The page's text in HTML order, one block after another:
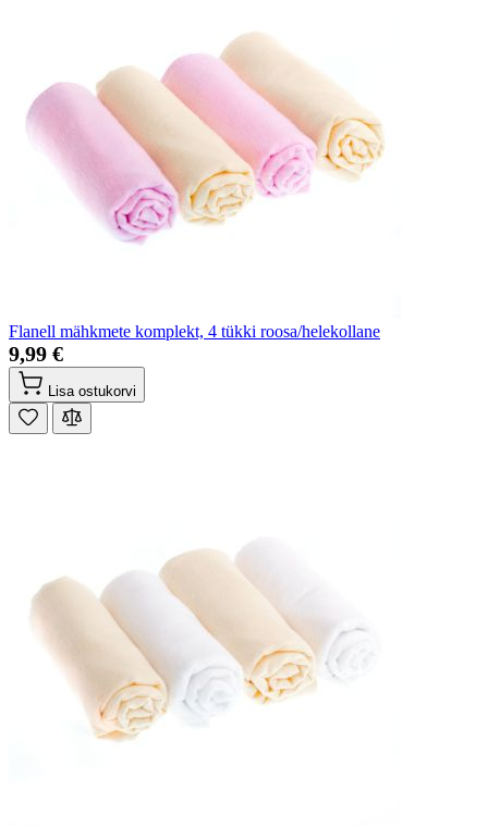
Flanell mähkmete komplekt, 4 tükki roosa/helekollane
9,99 €
Lisa ostukorvi